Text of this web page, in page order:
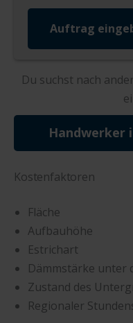
Auftrag
Du suchst nach
Handwerker
Kostenfaktoren
Fläche
Aufbauhöhe
Estrichart
Dämmstärke unter
Zustand des
Regionaler